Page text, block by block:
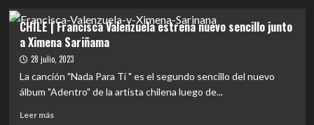
REVIEW
CONCIERTO
|
No
Te
a
Gustar
CHILE | Francisca Valenzuela estrena nuevo sencillo junto
a Ximena Sariñama
28 julio, 2023
La canción "Nada Para Ti " es el segundo sencillo del nuevo
álbum "Adentro" de la artista chilena luego de...
Leer másLeer